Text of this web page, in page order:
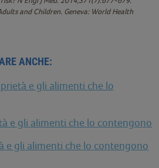
and Children. Geneva: World Health
ANCHE:
e gli alimenti che lo
e gli alimenti che lo contengono
e gli alimenti che lo contengono